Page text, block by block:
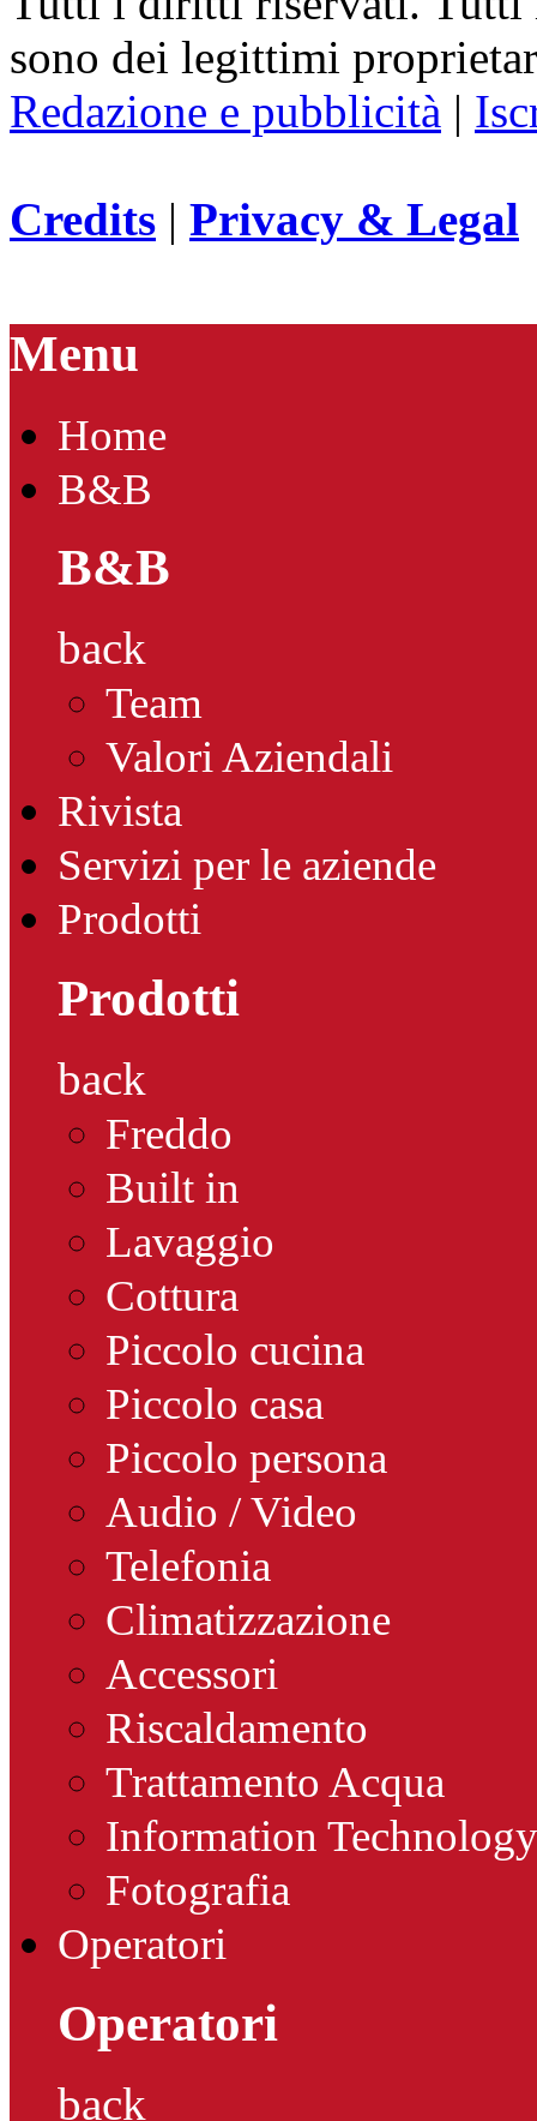
sono dei legittimi
Redazione e pubblicità |
Credits | Privacy & Legal
Menu
Home
B&B
B&B
back
Team
Valori Aziendali
Rivista
Servizi per le aziende
Prodotti
Prodotti
back
Freddo
Built in
Lavaggio
Cottura
Piccolo cucina
Piccolo casa
Piccolo persona
Audio / Video
Telefonia
Climatizzazione
Accessori
Riscaldamento
Trattamento Acqua
Information Technology
Fotografia
Operatori
Operatori
back